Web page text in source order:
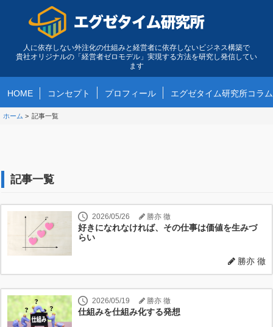
人に依存しない外注化の仕組みと経営者に依存しないビジネス構築で
貴社オリジナルの「経営者ゼロモデル」実現する方法を研究し発信してい
ます
HOME コンセプト プロフィール エグゼタイム研究所コラム
ホーム > 記事一覧
記事一覧
2026/05/26 勝亦 徹
好きになれなければ、その仕事は価値を生みづ
らい
勝亦 徹
2026/05/19 勝亦 徹
仕組みを仕組み化する発想